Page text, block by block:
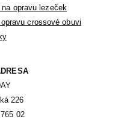
opravu lezeček
crossové obuvi
226
02